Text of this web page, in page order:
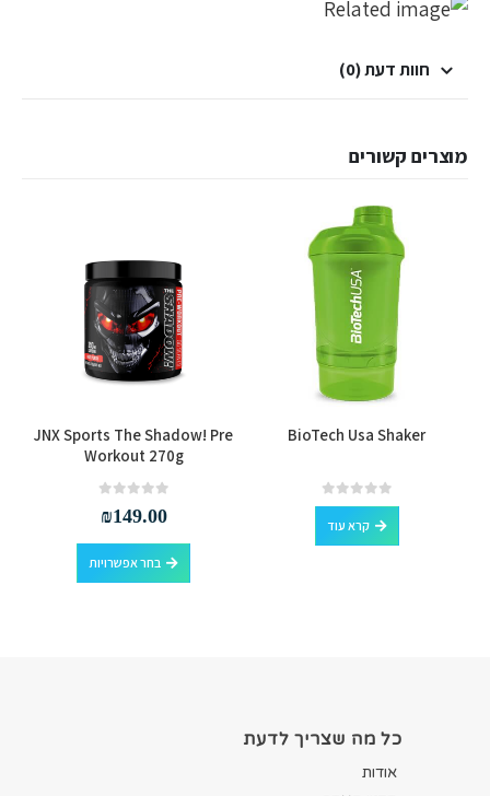
חוות דעת (0)
מוצרים קשורים
BioTech Usa Shaker
0
out of 5
קרא עוד
JNX Sports The Shadow! Pre
Workout 270g
₪149.00
בחר אפשרויות
למוצר זה יש מספר סוגים. ניתן לבחור את האפשרויות בעמוד המוצר
כל מה שצריך לדעת
אודות